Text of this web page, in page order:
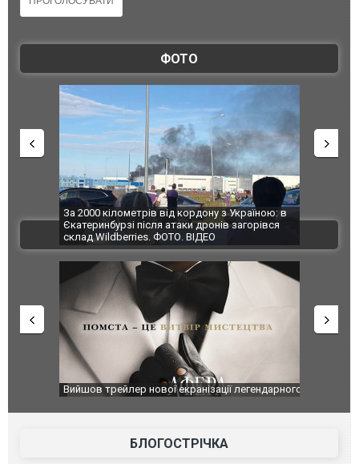
ФОТО
За 2000 кілометрів від кордону з Україною: в
Єкатеринбурзі після атаки дронів загорівся
склад Wildberries. ФОТО. ВІДЕО
"Мої
ВІДЕО
Вийшов трейлер нової екранізації легендарного
БЛОГОСТРІЧКА